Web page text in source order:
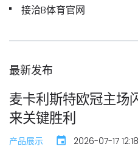
接洽B体育官网
最新发布
麦卡利斯特欧冠主场
来关键胜利
产品展示 2026-07-17